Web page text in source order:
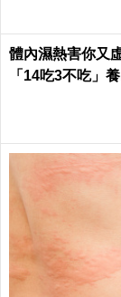
體內濕熱害你又
「14吃3不吃」